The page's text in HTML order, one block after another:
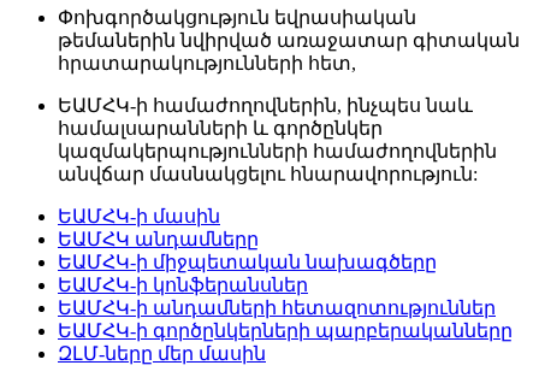
Փոխգործակցություն եվրասիական
թեմաներին նվիրված առաջատար գիտական
հրատարակությունների հետ,
ԵԱՄՀԿ-ի համաժողովներին, ինչպես նաև
համալսարանների և գործընկեր
կազմակերպությունների համաժողովներին
անվճար մասնակցելու հնարավորություն:
ԵԱՄՀԿ-ի մասին
ԵԱՄՀԿ անդամները
ԵԱՄՀԿ-ի միջպետական նախագծերը
ԵԱՄՀԿ-ի կոնֆերանսներ
ԵԱՄՀԿ-ի անդամների հետազոտություններ
ԵԱՄՀԿ-ի գործընկերների պարբերականները
ԶԼՄ-ները մեր մասին